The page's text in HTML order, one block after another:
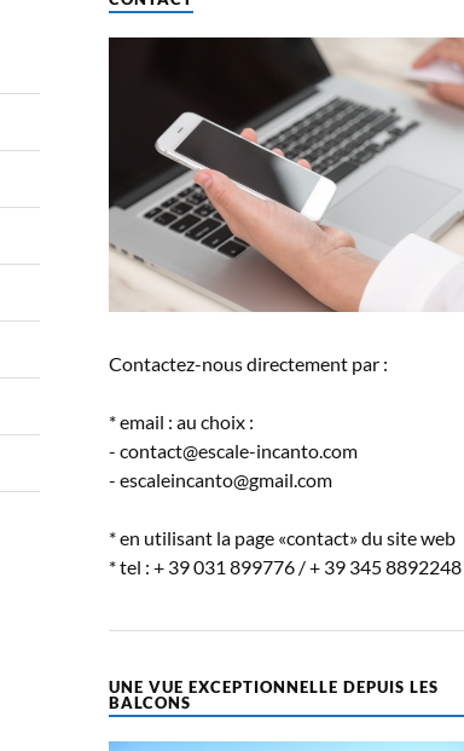
Contactez-nous directement par :
* email : au choix :
- contact@escale-incanto.com
- escaleincanto@gmail.com
* en utilisant la page «contact» du site web
* tel : + 39 031 899776 / + 39 345 8892248
UNE VUE EXCEPTIONNELLE DEPUIS LES
BALCONS